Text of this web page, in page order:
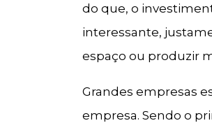
do que, o
interessante,
espaço ou produzir
Grandes empresas
empresa. Sendo o